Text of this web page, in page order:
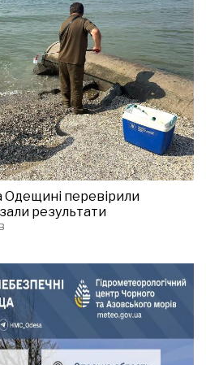
Одещині перевірили
результати